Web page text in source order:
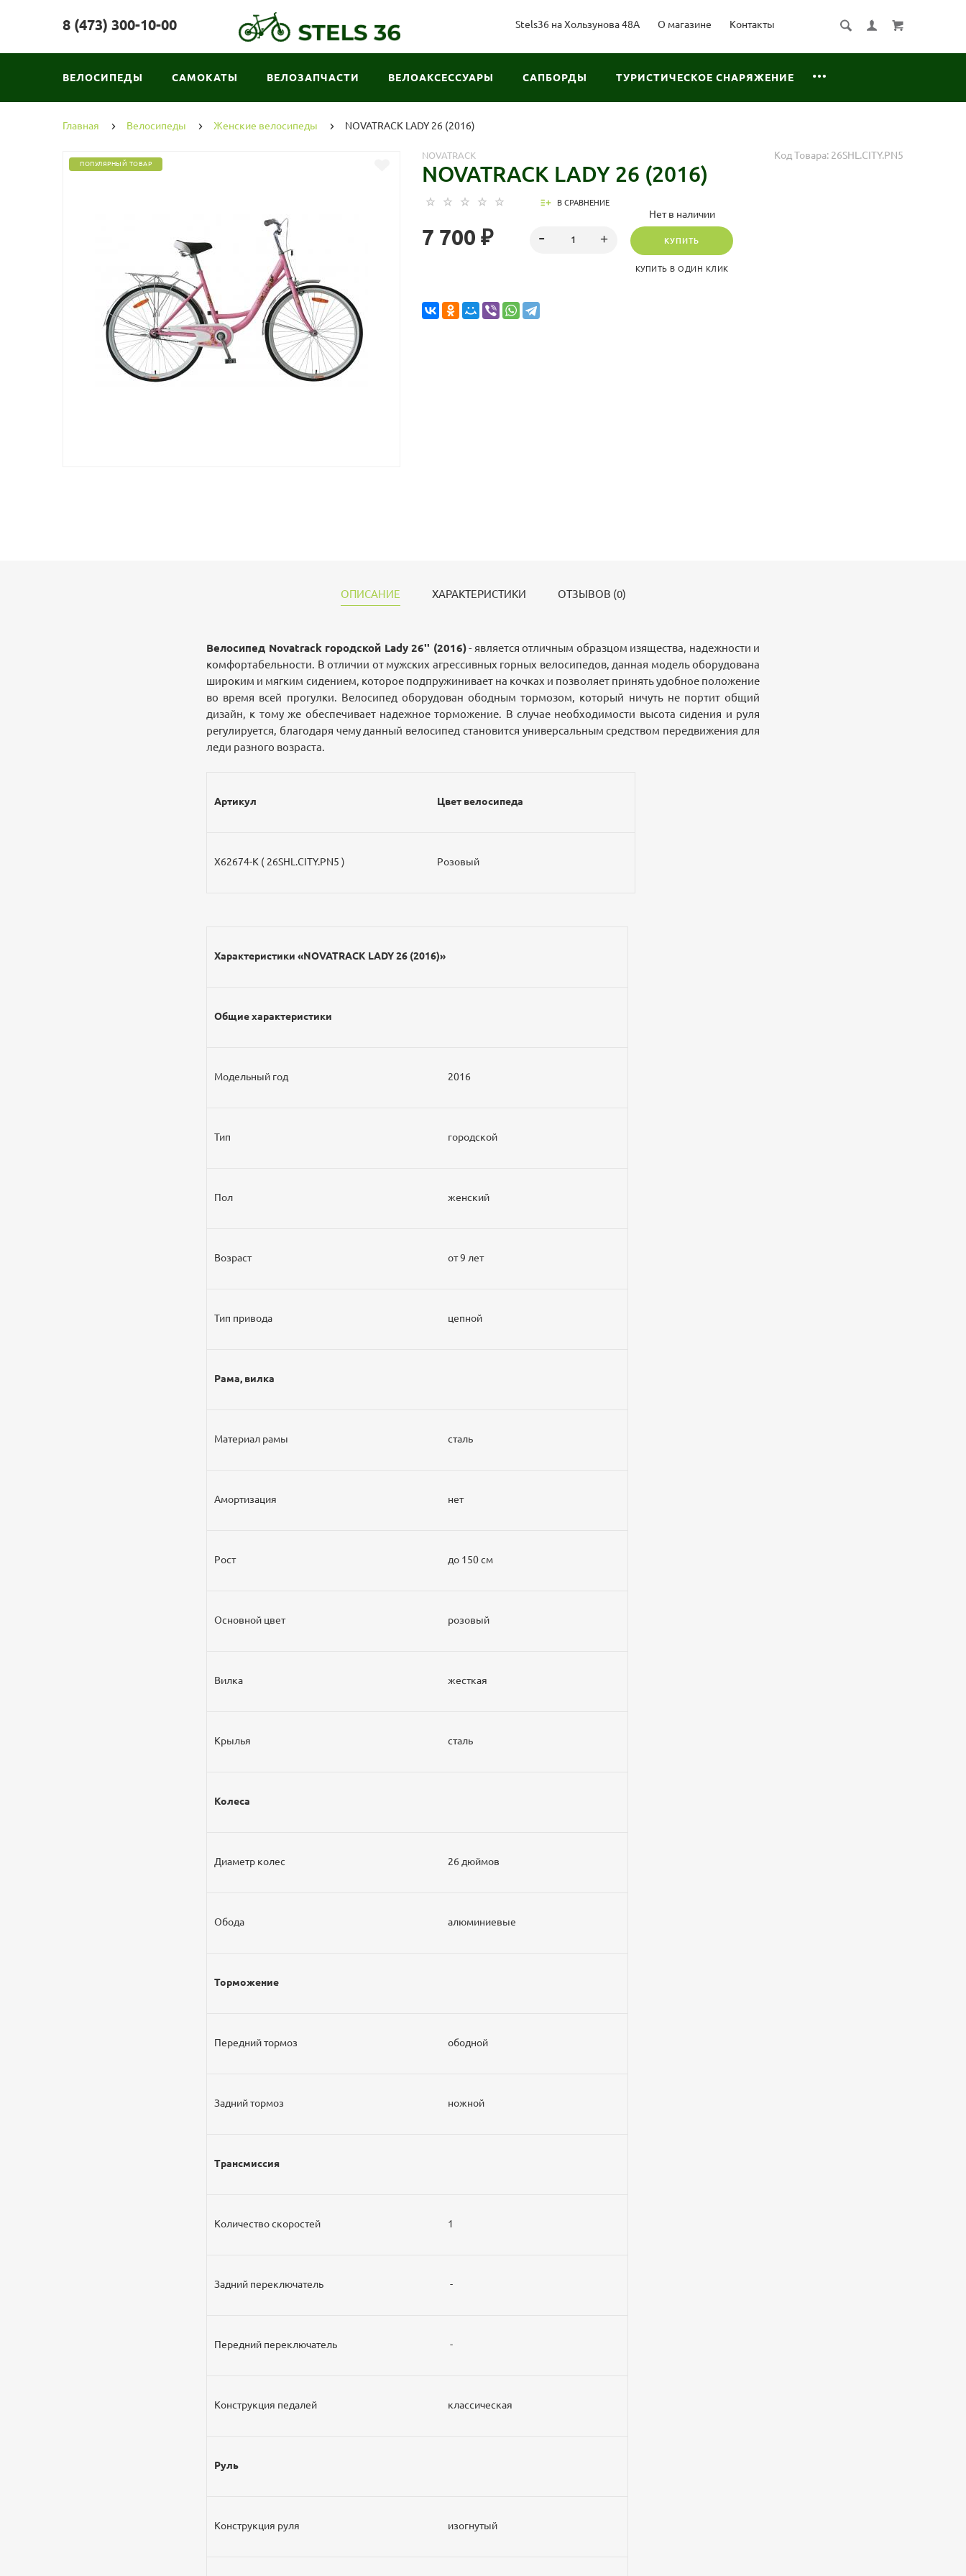
8 (473) 300-10-00 Stels36 на Хользунова 48А О магазине Контакты
ВЕЛОСИПЕДЫ САМОКАТЫ ВЕЛОЗАПЧАСТИ ВЕЛОАКСЕССУАРЫ САПБОРДЫ ТУРИСТИЧЕСКОЕ СНАРЯЖЕНИЕ
Главная Велосипеды Женские велосипеды NOVATRACK LADY 26 (2016)
ПОПУЛЯРНЫЙ ТОВАР
Код Товара: 26SHL.CITY.PN5
NOVATRACK
NOVATRACK LADY 26 (2016)
В СРАВНЕНИЕ
7 700 ₽
Нет в наличии
КУПИТЬ
КУПИТЬ В ОДИН КЛИК
ОПИСАНИЕ ХАРАКТЕРИСТИКИ ОТЗЫВОВ (0)
Велосипед Novatrack городской Lady 26'' (2016)- является отличным образцом изящества, надежности и
комфортабельности. В отличии от мужских агрессивных горных велосипедов, данная модель оборудована
широким и мягким сидением, которое подпружинивает на кочках и позволяет принять удобное положение
во время всей прогулки. Велосипед оборудован ободным тормозом, который ничуть не портит общий
дизайн, к тому же обеспечивает надежное торможение. В случае необходимости высота сидения и руля
регулируется, благодаря чему данный велосипед становится универсальным средством передвижения для
леди разного возраста.
Артикул Цвет велосипеда
Х62674-К ( 26SHL.CITY.PN5 ) Розовый
Характеристики «NOVATRACK LADY 26 (2016)»
Общие характеристики
Модельный год 2016
Тип городской
Пол женский
Возраст от 9 лет
Тип привода цепной
Рама, вилка
Материал рамы сталь
Амортизация нет
Рост до 150 см
Основной цвет розовый
Вилка жесткая
Крылья сталь
Колеса
Диаметр колес 26 дюймов
Обода алюминиевые
Торможение
Передний тормоз ободной
Задний тормоз ножной
Трансмиссия
Количество скоростей 1
Задний переключатель -
Передний переключатель -
Конструкция педалей классическая
Руль
Конструкция руля изогнутый